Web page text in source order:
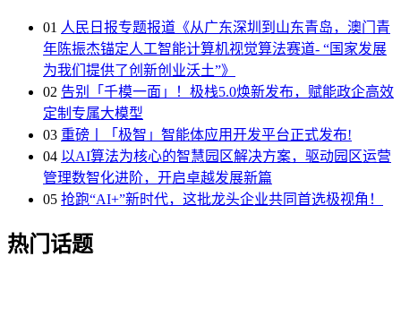
01 人民日报专题报道《从广东深圳到山东青岛，澳门青
年陈振杰锚定人工智能计算机视觉算法赛道- “国家发展
为我们提供了创新创业沃土”》
02 告别「千模一面」！极栈5.0焕新发布，赋能政企高效
定制专属大模型
03 重磅丨「极智」智能体应用开发平台正式发布!
04 以AI算法为核心的智慧园区解决方案，驱动园区运营
管理数智化进阶，开启卓越发展新篇
05 抢跑“AI+”新时代，这批龙头企业共同首选极视角！
热门话题